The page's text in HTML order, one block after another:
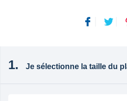
Je sélectionne la taille du